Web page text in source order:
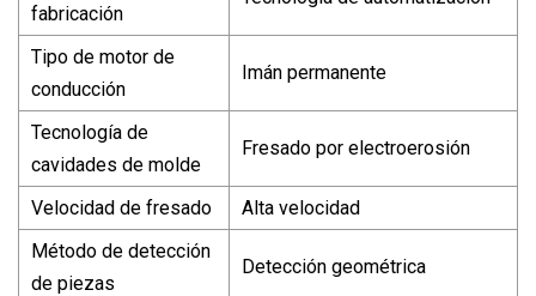
fabricación
Tipo de motor de
conducción
Imán permanente
Tecnología de
cavidades de molde
Fresado por electroerosión
Velocidad de fresado
Alta velocidad
Método de detección
de piezas
Detección geométrica